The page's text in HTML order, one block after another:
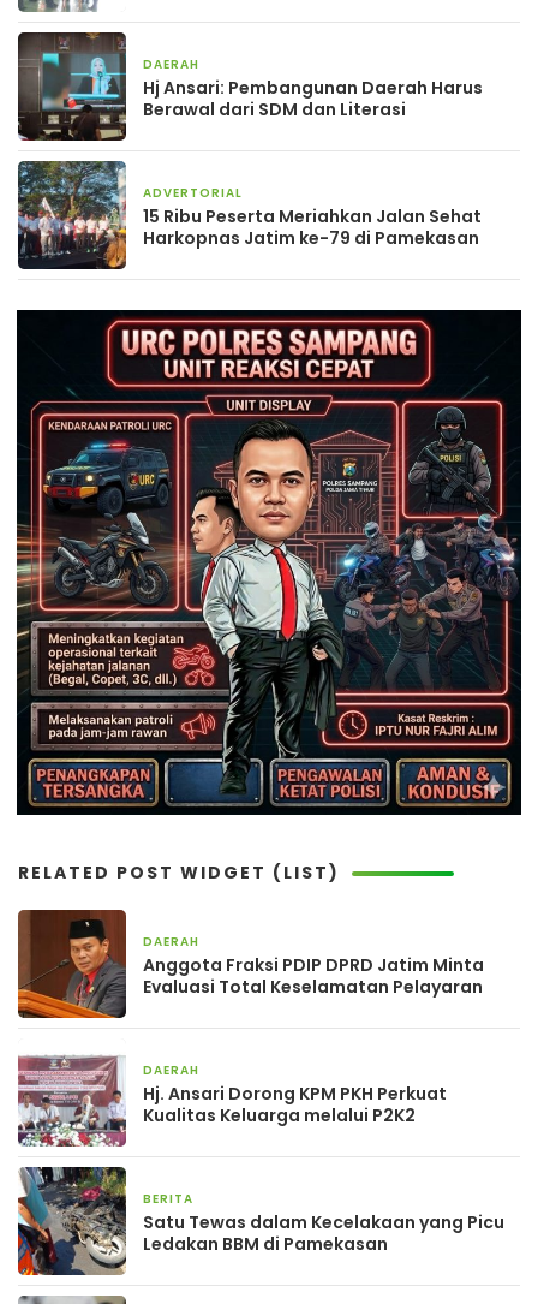
DAERAH
Hj Ansari: Pembangunan Daerah Harus
Berawal dari SDM dan Literasi
ADVERTORIAL
15 Ribu Peserta Meriahkan Jalan Sehat
Harkopnas Jatim ke-79 di Pamekasan
RELATED POST WIDGET (LIST)
DAERAH
Anggota Fraksi PDIP DPRD Jatim Minta
Evaluasi Total Keselamatan Pelayaran
DAERAH
Hj. Ansari Dorong KPM PKH Perkuat
Kualitas Keluarga melalui P2K2
BERITA
Satu Tewas dalam Kecelakaan yang Picu
Ledakan BBM di Pamekasan